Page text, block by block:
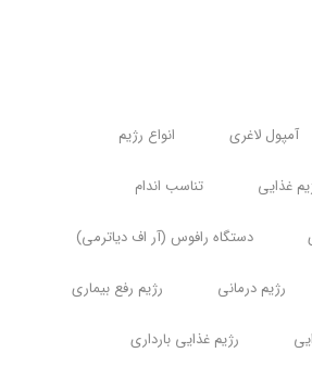
آمپول لاغری انواع رژیم
غذایی تناسب اندام
دستگاه رافوس (آر اف دیاترمی)
رژیم درمانی رژیم رفع بیماری
رژیم غذایی بارداری